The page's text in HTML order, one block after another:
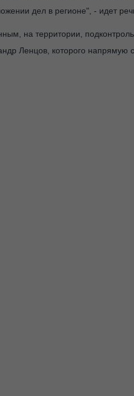
дел в регионе", - идет
на территории,
Ленцов, которого напрямую